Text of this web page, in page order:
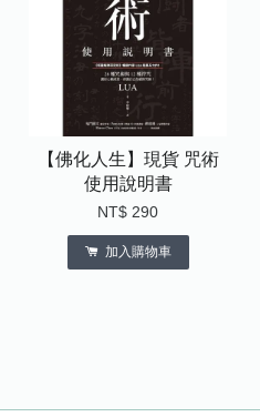
【佛化人生】現貨 咒術
使用說明書
NT$ 290
加入購物車